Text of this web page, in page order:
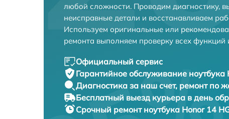
любой сложности. Проводим диагностику,
неисправные детали и восстанавливаем
Используем оригинальные или
ремонта выполняем проверку всех функций
Официальный сервис
Гарантийное обслуживание ноутбука
Диагностика за наш счет, ремонт по
Бесплатный выезд курьера в день
Срочный ремонт ноутбука Honor 14